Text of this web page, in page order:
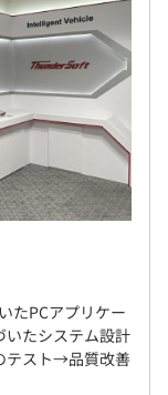
たPCアプリケー
いたシステム設計
テスト→品質改善